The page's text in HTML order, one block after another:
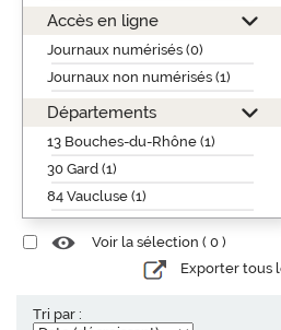
Accès en ligne
Journaux numérisés (0)
Journaux non numérisés (1)
Départements
13 Bouches-du-Rhône (1)
30 Gard (1)
84 Vaucluse (1)
Voir la sélection ( 0 )
Exporter tous
Tri par :